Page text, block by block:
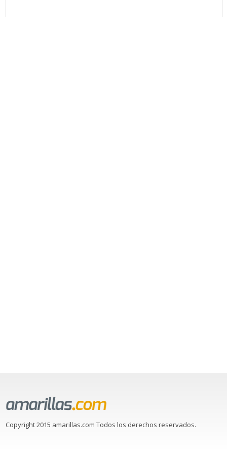
Copyright 2015 amarillas.com Todos los derechos reservados.